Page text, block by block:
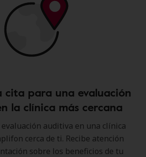
cita para una evaluación
la clínica más cercana
auditiva en una clínica
cerca de ti. Recibe atención
sobre los beneficios de tu